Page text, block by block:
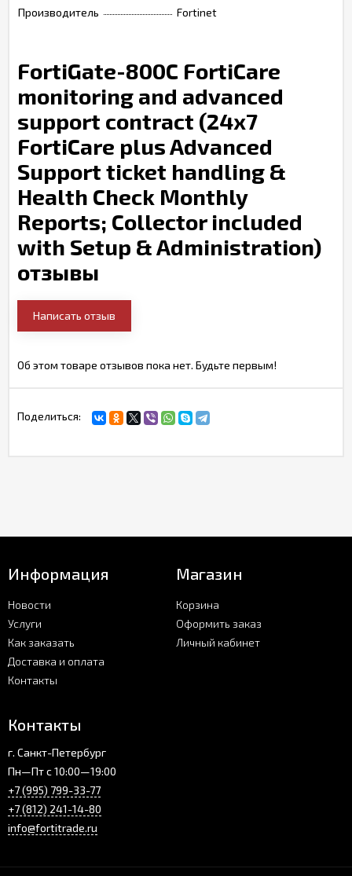
Производитель
Fortinet
FortiGate-800C FortiCare
monitoring and advanced
support contract (24x7
FortiCare plus Advanced
Support ticket handling &
Health Check Monthly
Reports; Collector included
with Setup & Administration)
отзывы
Написать отзыв
Об этом товаре отзывов пока нет. Будьте первым!
Поделиться:
Информация
Новости
Услуги
Как заказать
Доставка и оплата
Контакты
Магазин
Корзина
Оформить заказ
Личный кабинет
Контакты
г. Санкт-Петербург
Пн—Пт с 10:00—19:00
+7 (995) 799-33-77
+7 (812) 241-14-80
info@fortitrade.ru